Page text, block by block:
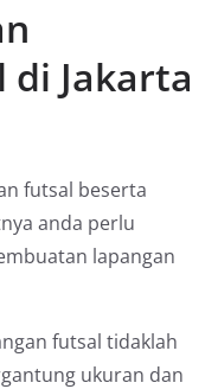
di Jakarta
futsal beserta
anda perlu
lapangan
futsal tidaklah
ukuran dan